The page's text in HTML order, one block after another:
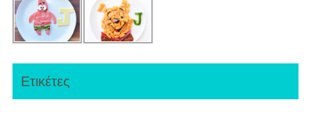
Ετικέτες